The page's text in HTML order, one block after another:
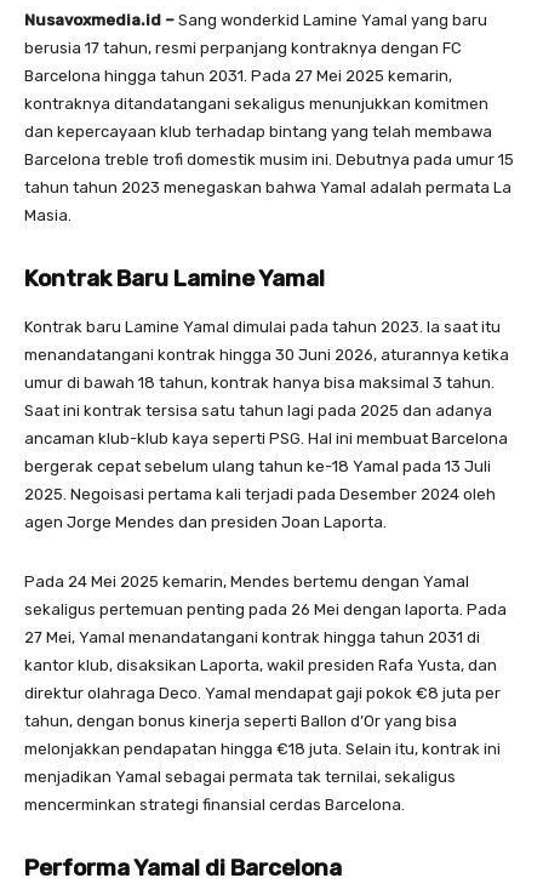
Nusavoxmedia.id – Sang wonderkid Lamine Yamal yang baru
berusia 17 tahun, resmi perpanjang kontraknya dengan FC
Barcelona hingga tahun 2031. Pada 27 Mei 2025 kemarin,
kontraknya ditandatangani sekaligus menunjukkan komitmen
dan kepercayaan klub terhadap bintang yang telah membawa
Barcelona treble trofi domestik musim ini. Debutnya pada umur 15
tahun tahun 2023 menegaskan bahwa Yamal adalah permata La
Masia.
Kontrak Baru Lamine Yamal
Kontrak baru Lamine Yamal dimulai pada tahun 2023. Ia saat itu
menandatangani kontrak hingga 30 Juni 2026, aturannya ketika
umur di bawah 18 tahun, kontrak hanya bisa maksimal 3 tahun.
Saat ini kontrak tersisa satu tahun lagi pada 2025 dan adanya
ancaman klub-klub kaya seperti PSG. Hal ini membuat Barcelona
bergerak cepat sebelum ulang tahun ke-18 Yamal pada 13 Juli
2025. Negoisasi pertama kali terjadi pada Desember 2024 oleh
agen Jorge Mendes dan presiden Joan Laporta.
Pada 24 Mei 2025 kemarin, Mendes bertemu dengan Yamal
sekaligus pertemuan penting pada 26 Mei dengan laporta. Pada
27 Mei, Yamal menandatangani kontrak hingga tahun 2031 di
kantor klub, disaksikan Laporta, wakil presiden Rafa Yusta, dan
direktur olahraga Deco. Yamal mendapat gaji pokok €8 juta per
tahun, dengan bonus kinerja seperti Ballon d’Or yang bisa
melonjakkan pendapatan hingga €18 juta. Selain itu, kontrak ini
menjadikan Yamal sebagai permata tak ternilai, sekaligus
mencerminkan strategi finansial cerdas Barcelona.
Performa Yamal di Barcelona